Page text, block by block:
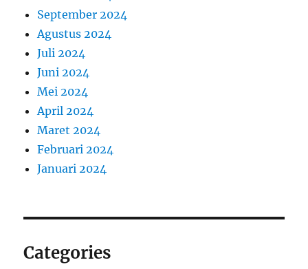
September 2024
Agustus 2024
Juli 2024
Juni 2024
Mei 2024
April 2024
Maret 2024
Februari 2024
Januari 2024
Categories